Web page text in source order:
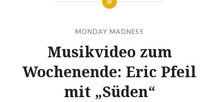
MONDAY MADNESS
Musikvideo zum
Wochenende: Eric Pfeil
mit „Süden“